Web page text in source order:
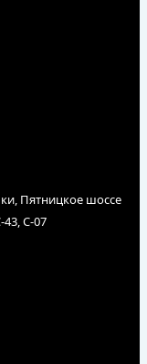
Пятницкое шоссе
С-07